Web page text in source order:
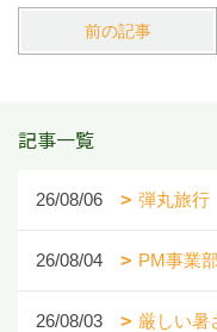
前の記事
記事一覧
26/08/06 弾丸旅行
26/08/04 PM事業
26/08/03 厳しい暑